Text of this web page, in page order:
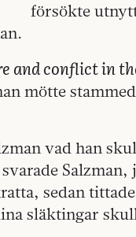
försökte
and conflict in
mötte
vad han
sedan
släktingar